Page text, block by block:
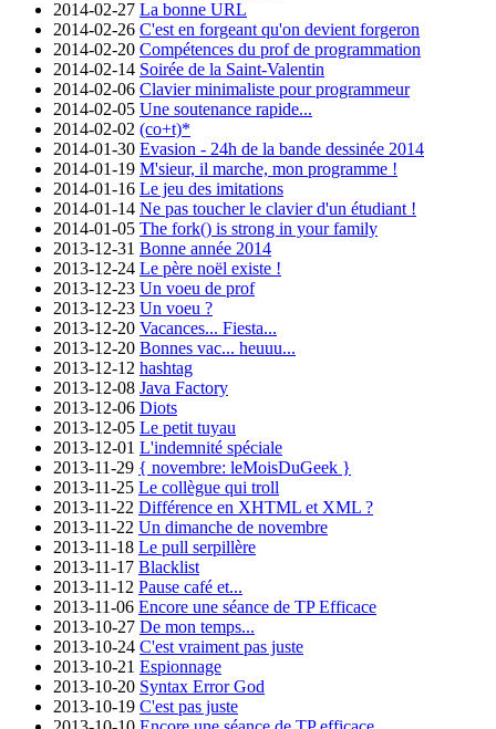
2014-02-27 La bonne URL
2014-02-26 C'est en forgeant qu'on devient forgeron
2014-02-20 Compétences du prof de programmation
2014-02-14 Soirée de la Saint-Valentin
2014-02-06 Clavier minimaliste pour programmeur
2014-02-05 Une soutenance rapide...
2014-02-02 (co+t)*
2014-01-30 Evasion - 24h de la bande dessinée 2014
2014-01-19 M'sieur, il marche, mon programme !
2014-01-16 Le jeu des imitations
2014-01-14 Ne pas toucher le clavier d'un étudiant !
2014-01-05 The fork() is strong in your family
2013-12-31 Bonne année 2014
2013-12-24 Le père noël existe !
2013-12-23 Un voeu de prof
2013-12-23 Un voeu ?
2013-12-20 Vacances... Fiesta...
2013-12-20 Bonnes vac... heuuu...
2013-12-12 hashtag
2013-12-08 Java Factory
2013-12-06 Diots
2013-12-05 Le petit tuyau
2013-12-01 L'indemnité spéciale
2013-11-29 { novembre: leMoisDuGeek }
2013-11-25 Le collègue qui troll
2013-11-22 Différence en XHTML et XML ?
2013-11-22 Un dimanche de novembre
2013-11-18 Le pull serpillère
2013-11-17 Blacklist
2013-11-12 Pause café et...
2013-11-06 Encore une séance de TP Efficace
2013-10-27 De mon temps...
2013-10-24 C'est vraiment pas juste
2013-10-21 Espionnage
2013-10-20 Syntax Error God
2013-10-19 C'est pas juste